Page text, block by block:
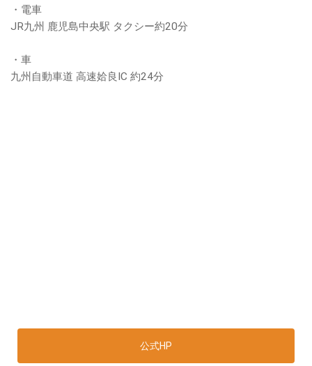
・電車
JR九州 鹿児島中央駅 タクシー約20分
・車
九州自動車道 高速姶良IC 約24分
公式HP